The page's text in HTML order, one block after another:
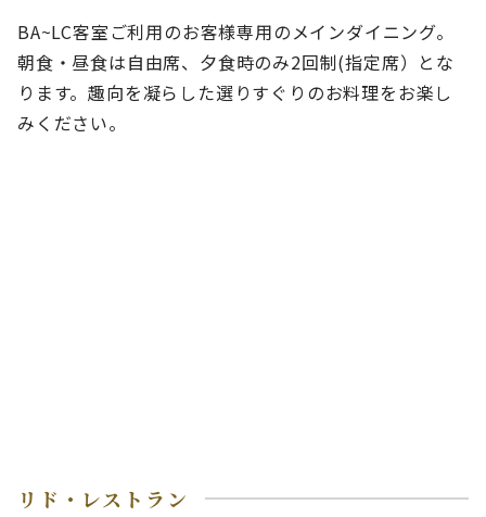
BA~LC客室ご利用のお客様専用のメインダイニング。
朝食・昼食は自由席、夕食時のみ2回制(指定席）とな
ります。趣向を凝らした選りすぐりのお料理をお楽し
みください。
リド・レストラン